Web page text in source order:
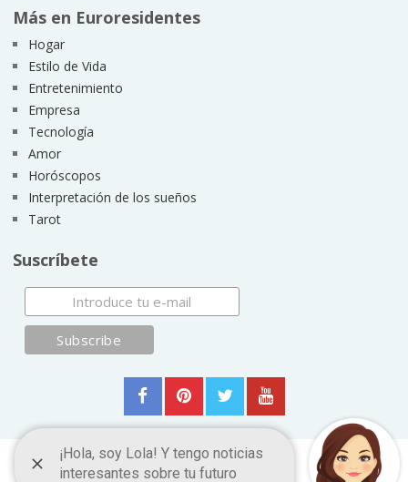
Más en Euroresidentes
Hogar
Estilo de Vida
Entretenimiento
Empresa
Tecnología
Amor
Horóscopos
Interpretación de los sueños
Tarot
Suscríbete